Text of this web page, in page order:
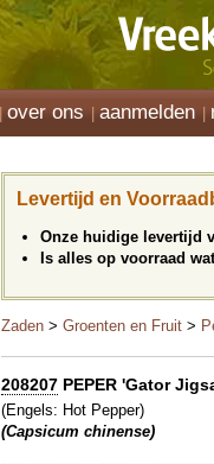
over ons aanmelden
Levertijd en
Onze huidige levertijd
Is alles op voorraad
Zaden > Groenten en Fruit >
208207 PEPER 'Gator
(Engels: Hot Pepper)
(Capsicum chinense)